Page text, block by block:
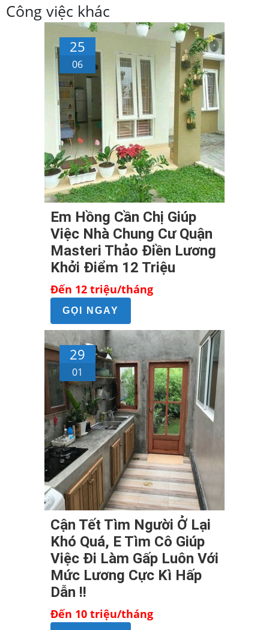
Công việc khác
25
06
Em Hồng Cần Chị Giúp
Việc Nhà Chung Cư Quận
Masteri Thảo Điền Lương
Khởi Điểm 12 Triệu
Đến 12 triệu/tháng
GỌI NGAY
29
01
Cận Tết Tìm Người Ở Lại
Khó Quá, E Tìm Cô Giúp
Việc Đi Làm Gấp Luôn Với
Mức Lương Cực Kì Hấp
Dẫn !!
Đến 10 triệu/tháng